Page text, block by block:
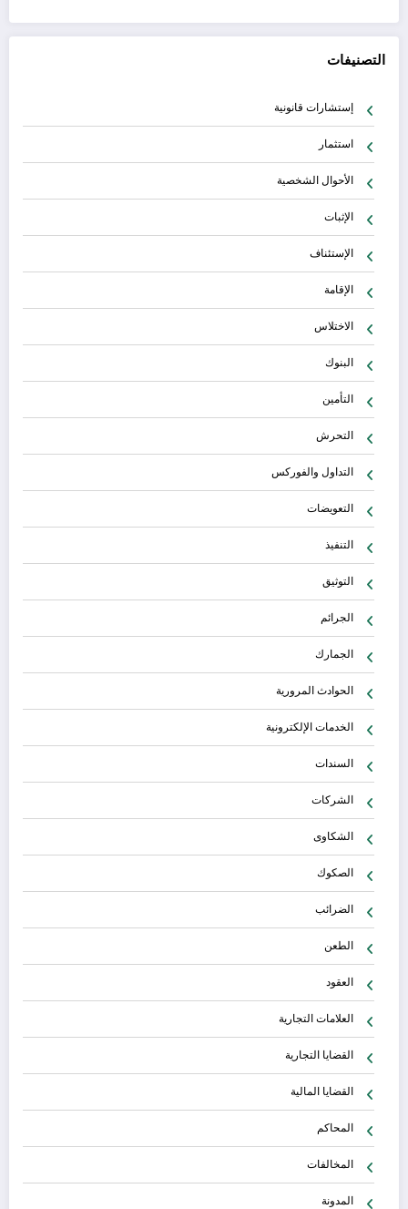
التصنيفات
إستشارات قانونية
استثمار
الأحوال الشخصية
الإثبات
الإستئناف
الإقامة
الاختلاس
البنوك
التأمين
التحرش
التداول والفوركس
التعويضات
التنفيذ
التوثيق
الجرائم
الجمارك
الحوادث المرورية
الخدمات الإلكترونية
السندات
الشركات
الشكاوى
الصكوك
الضرائب
الطعن
العقود
العلامات التجارية
القضايا التجارية
القضايا المالية
المحاكم
المخالفات
المدونة